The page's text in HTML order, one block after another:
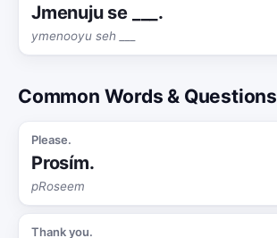
Jmenuju se ___.
ymenooyu seh ___
Common Words & Questions
Please.
Prosím.
pRoseem
Thank you.